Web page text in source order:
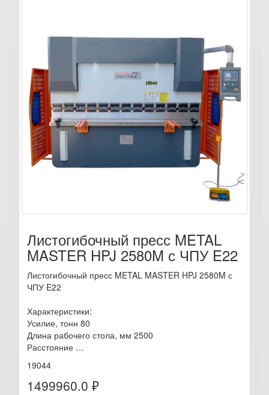
Листогибочный пресс METAL
MASTER HPJ 2580M с ЧПУ E22
Листогибочный пресс METAL MASTER HPJ 2580M с
ЧПУ E22
Характеристики:
Усилие, тонн 80
Длина рабочего стола, мм 2500
Расстояние …
19044
1499960.0 ₽